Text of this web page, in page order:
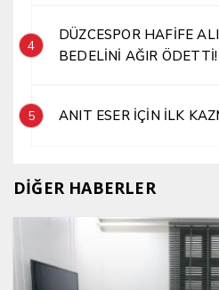
4
DÜZCESPOR HAFİFE
BEDELİNİ AĞIR ÖDETTİ!
5 ANIT ESER İÇİN İLK
DİĞER HABERLER